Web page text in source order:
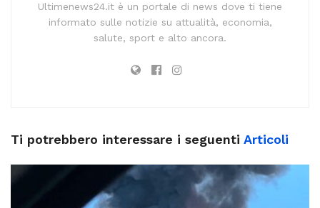
Ultimenews24.it è un portale di news dove ti tiene
informato sulle notizie su attualità, economia,
salute, sport e alto ancora.
Ti potrebbero interessare i seguenti Articoli